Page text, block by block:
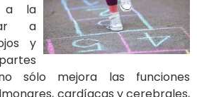
a la
a
y
sólo mejora las funciones
cardíacas y cerebrales,